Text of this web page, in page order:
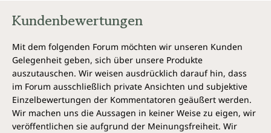
Kundenbewertungen
Mit dem folgenden Forum möchten wir unseren Kunden
Gelegenheit geben, sich über unsere Produkte
auszutauschen. Wir weisen ausdrücklich darauf hin, dass
im Forum ausschließlich private Ansichten und subjektive
Einzelbewertungen der Kommentatoren geäußert werden.
Wir machen uns die Aussagen in keiner Weise zu eigen, wir
veröffentlichen sie aufgrund der Meinungsfreiheit. Wir